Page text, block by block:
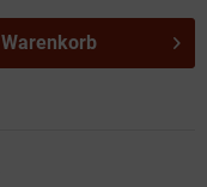
Warenkorb